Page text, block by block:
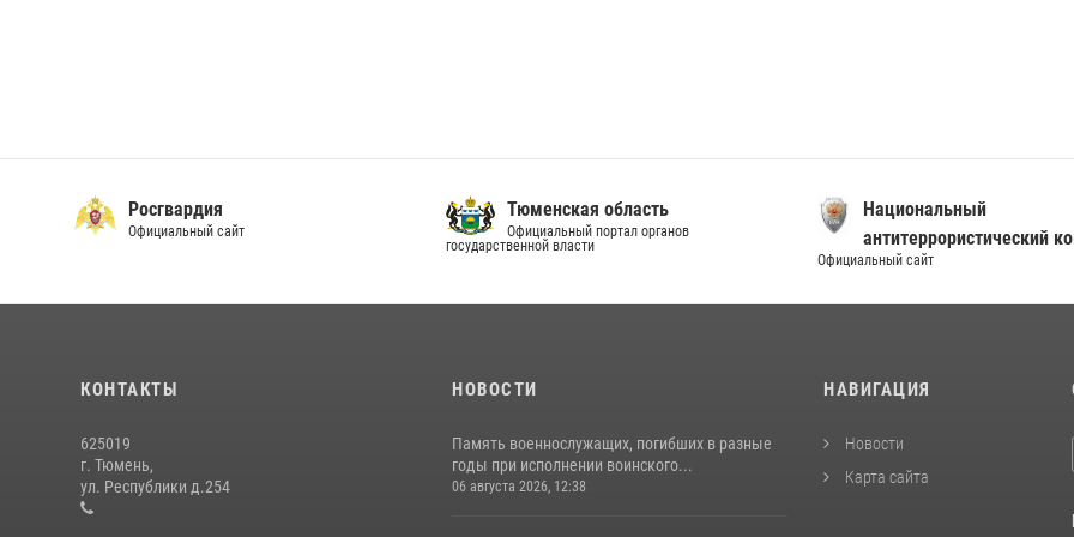
Росгвардия
Официальный сайт
Тюменская область
Официальный портал органов
государственной власти
Национальный
антитеррористический
Официальный сайт
КОНТАКТЫ
625019
г. Тюмень,
ул. Республики д.254
НОВОСТИ
Память военнослужащих, погибших в разные
годы при исполнении воинского...
06 августа 2026, 12:38
НАВИГАЦИЯ
Новости
Карта сайта